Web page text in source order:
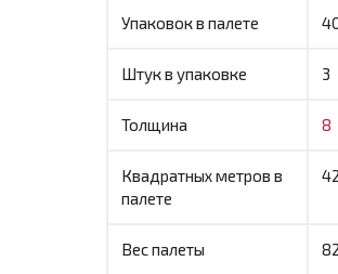
Упаковок в палете
Штук в упаковке 3
Толщина 8
Квадратных метров в
палете
Вес палеты